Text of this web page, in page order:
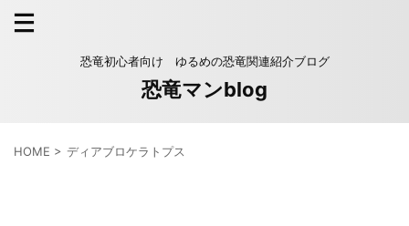
恐竜初心者向け ゆるめの恐竜関連紹介ブログ
恐竜マンblog
HOME > ディアブロケラトプス